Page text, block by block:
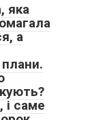
яка
а
і саме